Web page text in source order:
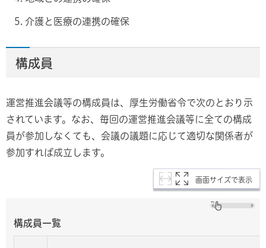
介護と医療の連携の確保
構成員
運営推進会議等の構成員は、厚生労働省令で次のとおり示
されています。なお、毎回の運営推進会議等に全ての構成
員が参加しなくても、会議の議題に応じて適切な関係者が
参加すれば成立します。
画面サイズで表示
構成員一覧